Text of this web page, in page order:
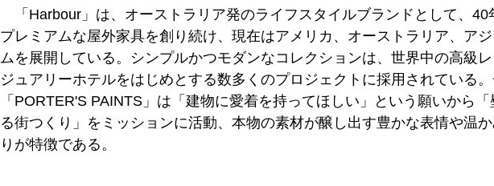
「Harbour」は、オーストラリア発のライフスタイルブランドとして、40
プレミアムな屋外家具を創り続け、現在はアメリカ、オーストラリア、ア
ムを展開している。シンプルかつモダンなコレクションは、世界中の高級
ジュアリーホテルをはじめとする数多くのプロジェクトに採用されている
「PORTER'S PAINTS」は「建物に愛着を持ってほしい」という願いから「
る街つくり」をミッションに活動、本物の素材が醸し出す豊かな表情や温
りが特徴である。